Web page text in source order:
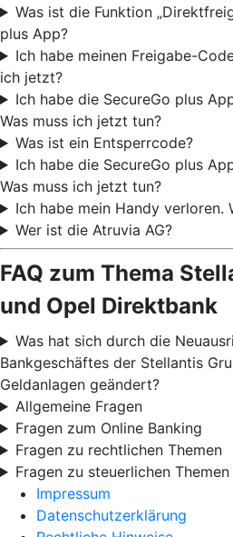
Was ist die Funktion
plus App?
Ich habe meinen Freigabe-
ich jetzt?
Ich habe die SecureGo plus
Was muss ich jetzt tun?
Was ist ein Entsperrcode?
Ich habe die SecureGo plus
Was muss ich jetzt tun?
Ich habe mein Handy verloren.
Wer ist die Atruvia AG?
FAQ zum Thema
und Opel Direktbank
Was hat sich durch die
Bankgeschäftes der Stellantis
Geldanlagen geändert?
Allgemeine Fragen
Fragen zum Online Banking
Fragen zu rechtlichen Themen
Fragen zu steuerlichen Themen
Impressum
Datenschutzerklärung